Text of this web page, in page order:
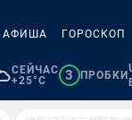
АФИША ГОРОСКОП
СЕЙЧАС
+25°C
3 ПРОБКИ